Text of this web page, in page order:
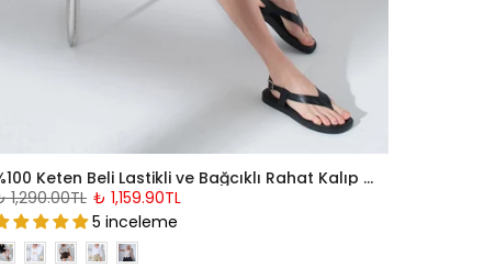
%100 Keten Beli Lastikli ve Bağcıklı Rahat Kalıp Dokuma Kadın Şort @Salto
1,290.00TL ₺ 1,159.90TL
5 inceleme